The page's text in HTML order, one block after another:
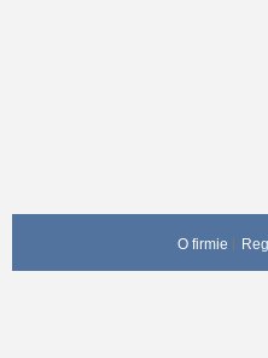
O firmie